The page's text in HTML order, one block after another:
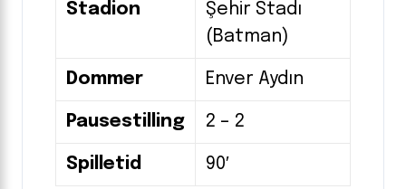
Stadion
Şehir Stadı
(Batman)
Dommer Enver Aydın
Pausestilling 2 – 2
Spilletid 90′